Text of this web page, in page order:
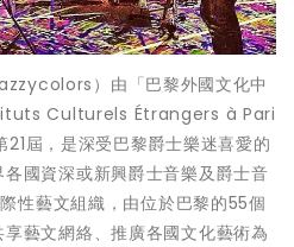
）由「巴黎外國文化中
Culturels Étrangers à Pari
21屆，是深受巴黎爵士樂迷喜愛的
國資深或新興爵士音樂及爵士音
性藝文組織，由位於巴黎的55個
藝文網絡、推廣各國文化藝術為